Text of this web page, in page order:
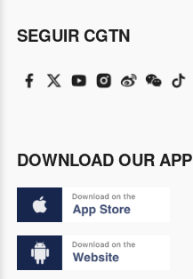
SEGUIR CGTN
DOWNLOAD OUR APP